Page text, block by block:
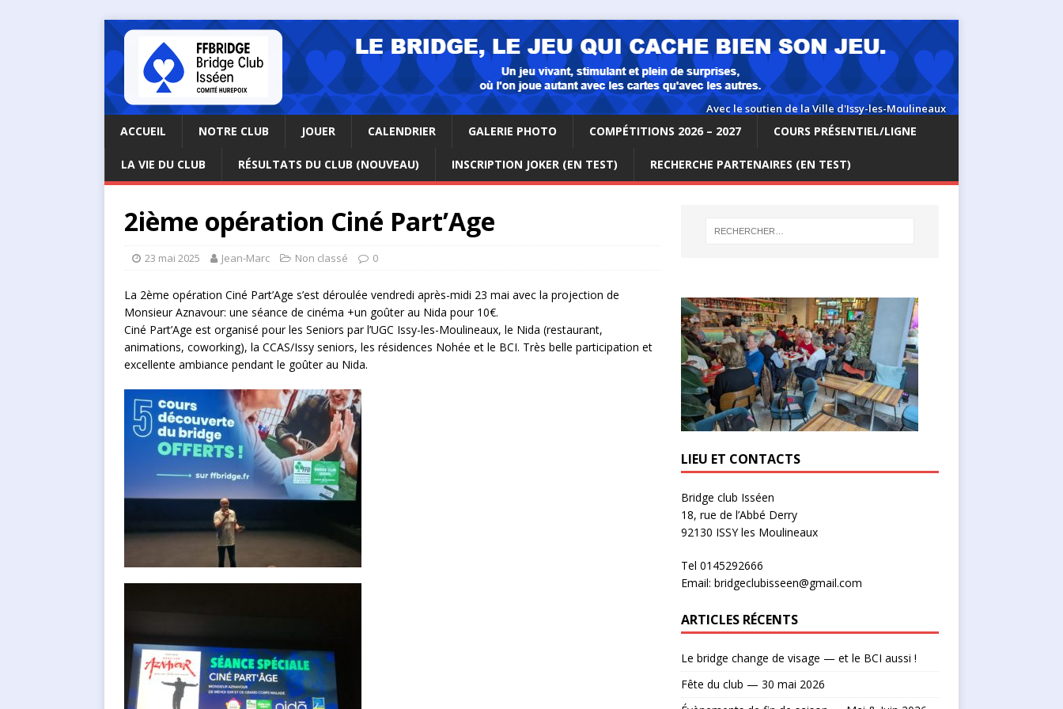
ACCUEIL NOTRE CLUB JOUER CALENDRIER GALERIE PHOTO COMPÉTITIONS 2026 – 2027 COURS PRÉSENTIEL/LIGNE
LA VIE DU CLUB RÉSULTATS DU CLUB (NOUVEAU) INSCRIPTION JOKER (EN TEST) RECHERCHE PARTENAIRES (EN TEST)
2ième opération Ciné Part’Age
23 mai 2025 Jean-Marc Non classé 0
La 2ème opération Ciné Part’Age s’est déroulée vendredi après-midi 23 mai avec la projection de
Monsieur Aznavour: une séance de cinéma +un goûter au Nida pour 10€.
Ciné Part’Age est organisé pour les Seniors par l’UGC Issy-les-Moulineaux, le Nida (restaurant,
animations, coworking), la CCAS/Issy seniors, les résidences Nohée et le BCI. Très belle participation et
excellente ambiance pendant le goûter au Nida.
LIEU ET CONTACTS
Bridge club Isséen
18, rue de l’Abbé Derry
92130 ISSY les Moulineaux
Tel 0145292666
Email: bridgeclubisseen@gmail.com
ARTICLES RÉCENTS
Le bridge change de visage — et le BCI aussi !
Fête du club — 30 mai 2026